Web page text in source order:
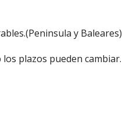
y Baleares)
plazos pueden cambiar.